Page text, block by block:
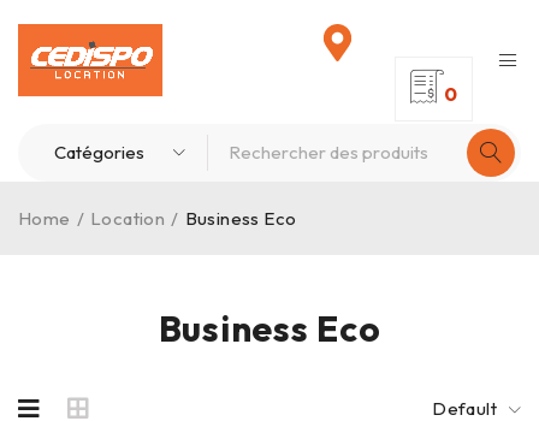
0
Business Eco
Home / Location / Business Eco
Default